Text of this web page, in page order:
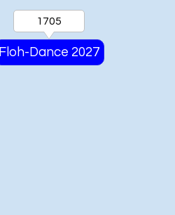
Floh-Dance 2027
1705